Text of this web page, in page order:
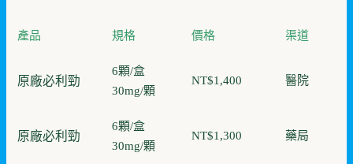
產品 規格 價格 渠道
原廠必利勁
6顆/盒
30mg/顆
NT$1,400 醫院
原廠必利勁
6顆/盒
30mg/顆
NT$1,300 藥局